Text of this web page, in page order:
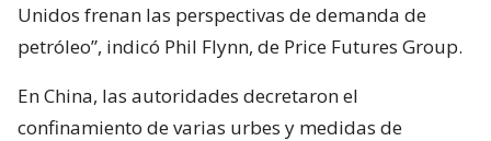
Unidos frenan las perspectivas de demanda de
petróleo”, indicó Phil Flynn, de Price Futures Group.
En China, las autoridades decretaron el
confinamiento de varias urbes y medidas de